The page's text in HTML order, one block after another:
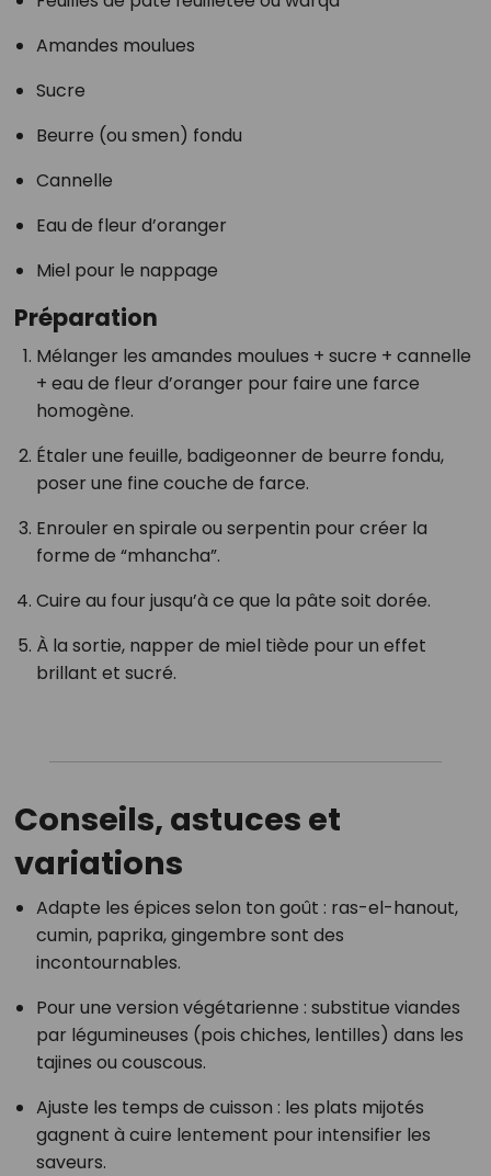
Amandes moulues
Sucre
Beurre (ou smen) fondu
Cannelle
Eau de fleur d’oranger
Miel pour le nappage
Préparation
Mélanger les amandes moulues + sucre + cannelle
+ eau de fleur d’oranger pour faire une farce
homogène.
Étaler une feuille, badigeonner de beurre fondu,
poser une fine couche de farce.
Enrouler en spirale ou serpentin pour créer la
forme de “mhancha”.
Cuire au four jusqu’à ce que la pâte soit dorée.
À la sortie, napper de miel tiède pour un effet
brillant et sucré.
Conseils, astuces et
variations
Adapte les épices selon ton goût : ras-el-hanout,
cumin, paprika, gingembre sont des
incontournables.
Pour une version végétarienne : substitue viandes
par légumineuses (pois chiches, lentilles) dans les
tajines ou couscous.
Ajuste les temps de cuisson : les plats mijotés
gagnent à cuire lentement pour intensifier les
saveurs.